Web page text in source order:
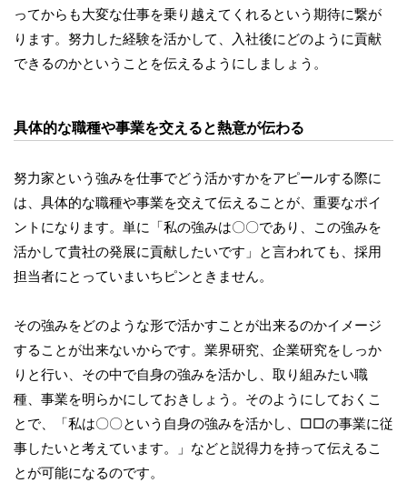
ってからも大変な仕事を乗り越えてくれるという期待に繋が
ります。努力した経験を活かして、入社後にどのように貢献
できるのかということを伝えるようにしましょう。
具体的な職種や事業を交えると熱意が伝わる
努力家という強みを仕事でどう活かすかをアピールする際に
は、具体的な職種や事業を交えて伝えることが、重要なポイ
ントになります。単に「私の強みは〇〇であり、この強みを
活かして貴社の発展に貢献したいです」と言われても、採用
担当者にとっていまいちピンときません。
その強みをどのような形で活かすことが出来るのかイメージ
することが出来ないからです。業界研究、企業研究をしっか
りと行い、その中で自身の強みを活かし、取り組みたい職
種、事業を明らかにしておきしょう。そのようにしておくこ
とで、「私は〇〇という自身の強みを活かし、□□の事業に従
事したいと考えています。」などと説得力を持って伝えるこ
とが可能になるのです。